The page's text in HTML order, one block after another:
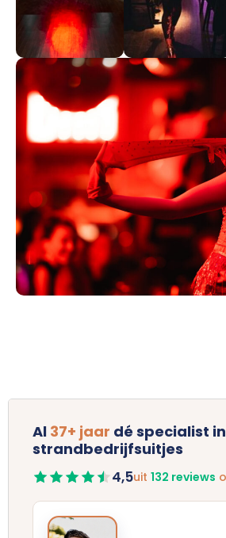
Al 37+ jaar dé specialist in
strandbedrijfsuitjes
4,5uit 132 reviews